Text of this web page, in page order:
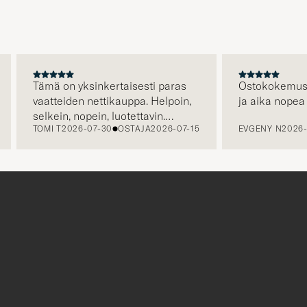
saat
omaan
tyyliisi
Tämä on yksinkertaisesti paras
vaatteiden nettikauppa. Helpoin,
selkein, nopein, luotettavin.
Erityisen hienoa että kuljetus on
TOMI T2026-07-30 OSTAJA2026-07-15
ja aika nopea
EVGENY N2026-